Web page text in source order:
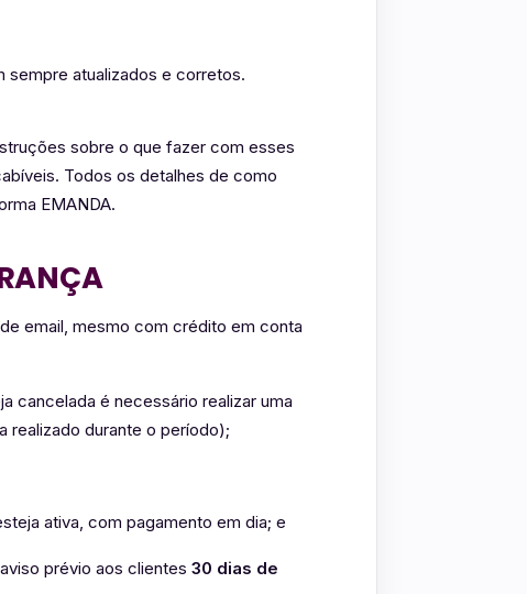
sempre atualizados e corretos.
sobre o que fazer com esses
Todos os detalhes de como
EMANDA.
email, mesmo com crédito em conta
cancelada é necessário realizar uma
realizado durante o período);
ativa, com pagamento em dia; e
prévio aos clientes 30 dias de